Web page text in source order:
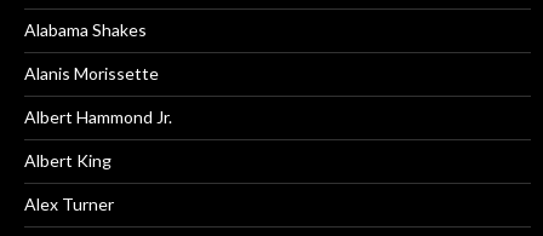
Alabama Shakes
Alanis Morissette
Albert Hammond Jr.
Albert King
Alex Turner